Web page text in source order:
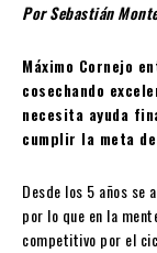
Por Sebastián
Máximo Cornejo
cosechando
necesita ayuda
cumplir la meta
Desde los 5 años se
por lo que en la
competitivo por el